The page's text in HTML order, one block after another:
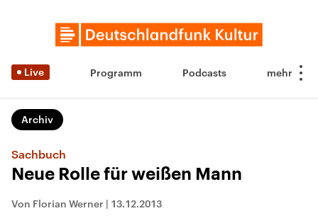
Live Programm Podcasts
Archiv
Sachbuch
Neue Rolle für weißen Mann
Von Florian Werner | 13.12.2013